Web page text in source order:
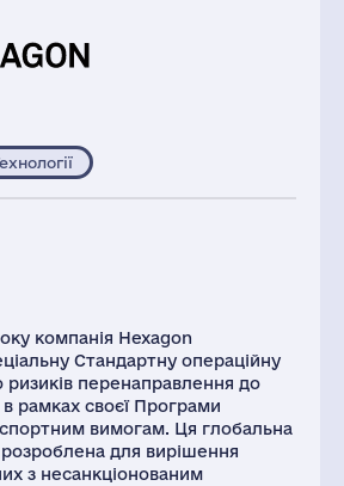
компанія Hexagon
Стандартну операційну
перенаправлення до
в рамках своєї Програми
вимогам. Ця глобальна
для вирішення
з несанкціонованим